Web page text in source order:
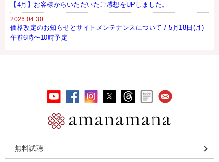
【4月】お客様からいただいたご感想をUPしました。
2026.04.30
価格改定のお知らせとサイトメンテナンスについて / 5月18日(月)
午前6時〜10時予定
無料試聴